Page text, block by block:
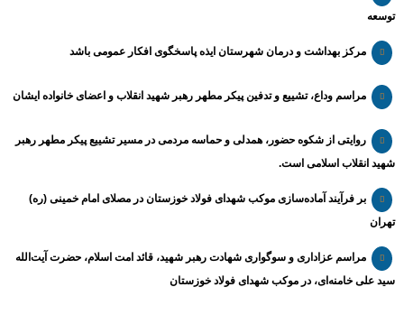
توسعه
مرکز بهداشت و درمان شهرستان ایذه پاسخگوی افکار عمومی باشد
مراسم وداع، تشییع و تدفین پیکر مطهر رهبر شهید انقلاب و اعضای خانواده ایشان
روایتی از شکوه حضور، همدلی و حماسه مردمی در مسیر تشییع پیکر مطهر رهبر
شهید انقلاب اسلامی است.
بر فرآیند آماده‌سازی موکب شهدای فولاد خوزستان در مصلای امام خمینی (ره)
تهران
مراسم عزاداری و سوگواری شهادت رهبر شهید، قائد امت اسلام، حضرت آیت‌الله
سید علی خامنه‌ای، در موکب شهدای فولاد خوزستان